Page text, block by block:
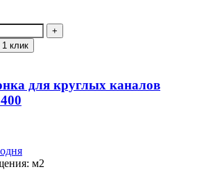
клик
для круглых каналов
м2